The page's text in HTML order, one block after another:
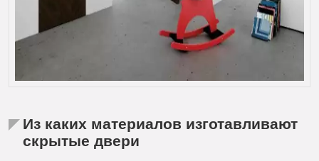
Из каких материалов изготавливают
скрытые двери